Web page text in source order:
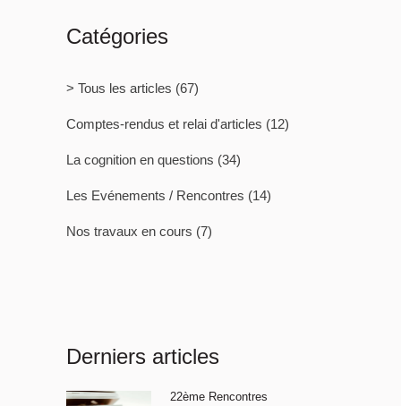
Catégories
> Tous les articles (67)
Comptes-rendus et relai d'articles (12)
La cognition en questions (34)
Les Evénements / Rencontres (14)
Nos travaux en cours (7)
Derniers articles
22ème Rencontres